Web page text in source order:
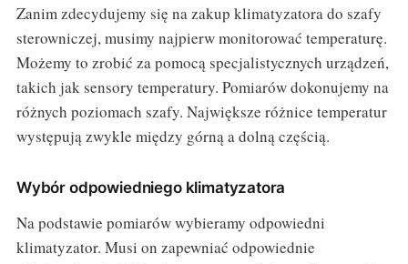
Zanim zdecydujemy się na zakup klimatyzatora do szafy
sterowniczej, musimy najpierw monitorować temperaturę.
Możemy to zrobić za pomocą specjalistycznych urządzeń,
takich jak sensory temperatury. Pomiarów dokonujemy na
różnych poziomach szafy. Największe różnice temperatur
występują zwykle między górną a dolną częścią.
Wybór odpowiedniego klimatyzatora
Na podstawie pomiarów wybieramy odpowiedni
klimatyzator. Musi on zapewniać odpowiednie